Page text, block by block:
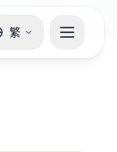
繁